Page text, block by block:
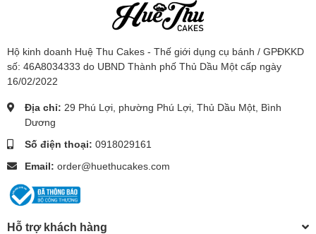
Hộ kinh doanh Huệ Thu Cakes - Thế giới dụng cụ bánh / GPĐKKD
số: 46A8034333 do UBND Thành phố Thủ Dầu Một cấp ngày
16/02/2022
Địa chỉ: 29 Phú Lợi, phường Phú Lợi, Thủ Dầu Một, Bình
Dương
Số điện thoại: 0918029161
Email: order@huethucakes.com
Hỗ trợ khách hàng